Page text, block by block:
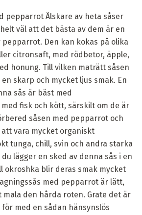
pepparrot Älskare av heta såser
väl att det bästa av dem är en
pepparrot. Den kan kokas på olika
citronsaft, med rödbetor, äpple,
honung. Till vilken maträtt såsen
skarp och mycket ljus smak. En
sås är bäst med
fisk och kött, särskilt om de är
såsen med pepparrot och
vara mycket organiskt
tunga, chill, svin och andra starka
lägger en sked av denna sås i en
okroshka blir deras smak mycket
med pepparrot är lätt,
den hårda roten. Grate det är
med en sådan hänsynslös